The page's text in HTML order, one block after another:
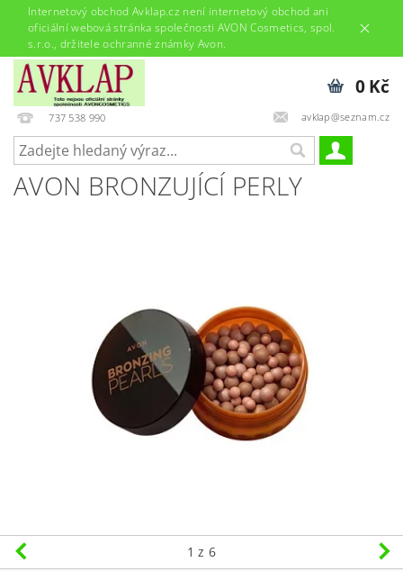
Internetový obchod Avklap.cz není internetový obchod ani
oficiální webová stránka společnosti AVON Cosmetics, spol.
s.r.o., držitele ochranné známky Avon.
737 538 990 avklap@seznam.cz
0 Kč
AVON BRONZUJÍCÍ PERLY
1 z 6